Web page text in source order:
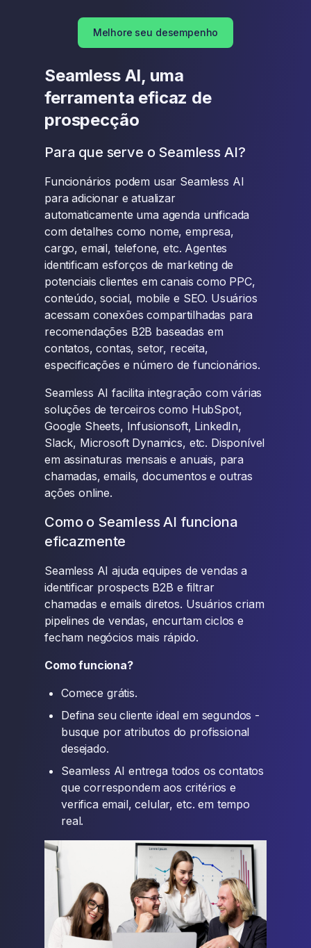
Melhore seu desempenho
Seamless AI, uma
ferramenta eficaz de
prospecção
Para que serve o Seamless AI?
Funcionários podem usar Seamless AI
para adicionar e atualizar
automaticamente uma agenda unificada
com detalhes como nome, empresa,
cargo, email, telefone, etc. Agentes
identificam esforços de marketing de
potenciais clientes em canais como PPC,
conteúdo, social, mobile e SEO. Usuários
acessam conexões compartilhadas para
recomendações B2B baseadas em
contatos, contas, setor, receita,
especificações e número de funcionários.
Seamless AI facilita integração com várias
soluções de terceiros como HubSpot,
Google Sheets, Infusionsoft, LinkedIn,
Slack, Microsoft Dynamics, etc. Disponível
em assinaturas mensais e anuais, para
chamadas, emails, documentos e outras
ações online.
Como o Seamless AI funciona
eficazmente
Seamless AI ajuda equipes de vendas a
identificar prospects B2B e filtrar
chamadas e emails diretos. Usuários criam
pipelines de vendas, encurtam ciclos e
fecham negócios mais rápido.
Como funciona?
Comece grátis.
Defina seu cliente ideal em segundos -
busque por atributos do profissional
desejado.
Seamless AI entrega todos os contatos
que correspondem aos critérios e
verifica email, celular, etc. em tempo
real.